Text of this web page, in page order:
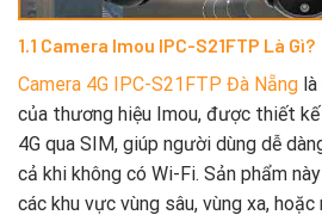
1.1 Camera Imou IPC-S21FTP Là Gì?
Camera 4G IPC-S21FTP Đà Nẵng
của thương hiệu Imou, được thiết
4G qua SIM, giúp người dùng dễ
cả khi không có Wi-Fi. Sản phẩm
các khu vực vùng sâu, vùng xa,